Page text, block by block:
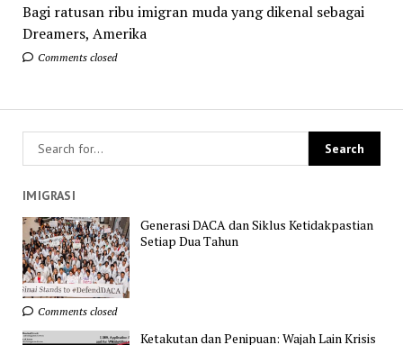
Bagi ratusan ribu imigran muda yang dikenal sebagai
Dreamers, Amerika
Comments closed
IMIGRASI
Generasi DACA dan Siklus Ketidakpastian
Setiap Dua Tahun
Comments closed
Ketakutan dan Penipuan: Wajah Lain Krisis